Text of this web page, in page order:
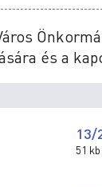
és a
13/
51 kb